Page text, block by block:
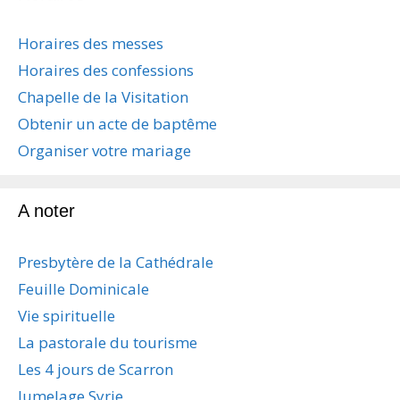
i
o
n
e
s
t
l
e
Horaires des messes
Horaires des confessions
Chapelle de la Visitation
Obtenir un acte de baptême
Organiser votre mariage
A noter
Presbytère de la Cathédrale
Feuille Dominicale
Vie spirituelle
La pastorale du tourisme
Les 4 jours de Scarron
Jumelage Syrie